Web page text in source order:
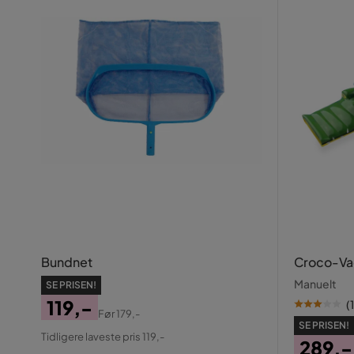
Bundnet
SE PRISEN!
Pris
119,-
Original
Før179,-
Tidligere laveste pris 119,-
Croco-
Manuelt
(1
SE PRISEN!
289,-